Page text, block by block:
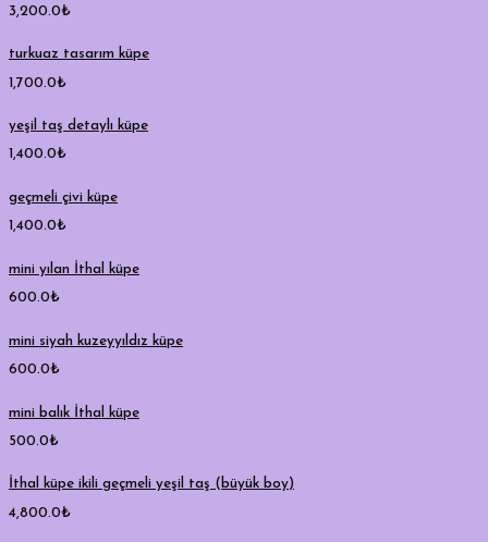
3,200.0₺
turkuaz tasarım küpe
1,700.0₺
yeşil taş detaylı küpe
1,400.0₺
geçmeli çivi küpe
1,400.0₺
mini yılan İthal küpe
600.0₺
mini siyah kuzeyyıldız küpe
600.0₺
mini balık İthal küpe
500.0₺
İthal küpe ikili geçmeli yeşil taş (büyük boy)
4,800.0₺